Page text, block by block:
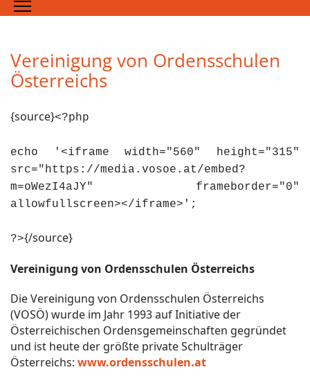
Vereinigung von Ordensschulen
Österreichs
{source}<?php
echo '<iframe width="560" height="315"
src="https://media.vosoe.at/embed?
m=oWezI4aJY" frameborder="0"
allowfullscreen></iframe>';
?>{/source}
Vereinigung von Ordensschulen Österreichs
Die Vereinigung von Ordensschulen Österreichs
(VOSÖ) wurde im Jahr 1993 auf Initiative der
Österreichischen Ordensgemeinschaften gegründet
und ist heute der größte private Schulträger
Österreichs: www.ordensschulen.at